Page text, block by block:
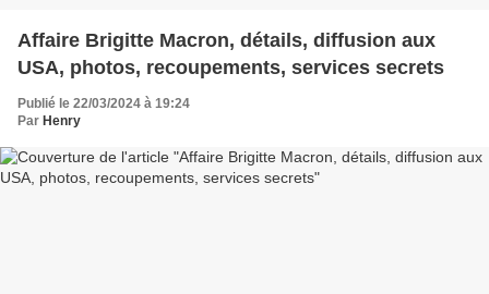
Affaire Brigitte Macron, détails, diffusion aux
USA, photos, recoupements, services secrets
Publié le 22/03/2024 à 19:24
Par Henry